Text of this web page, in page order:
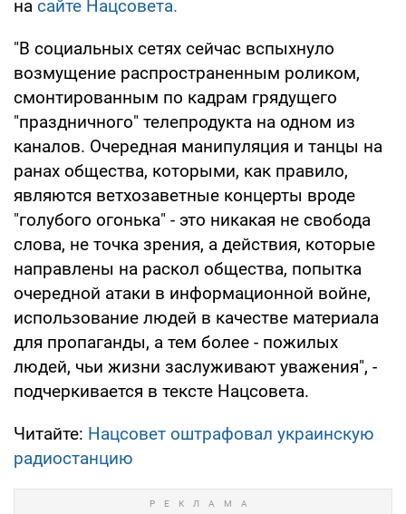
на сайте Нацсовета.
"В социальных сетях сейчас вспыхнуло
возмущение распространенным роликом,
смонтированным по кадрам грядущего
"праздничного" телепродукта на одном из
каналов. Очередная манипуляция и танцы на
ранах общества, которыми, как правило,
являются ветхозаветные концерты вроде
"голубого огонька" - это никакая не свобода
слова, не точка зрения, а действия, которые
направлены на раскол общества, попытка
очередной атаки в информационной войне,
использование людей в качестве материала
для пропаганды, а тем более - пожилых
людей, чьи жизни заслуживают уважения", -
подчеркивается в тексте Нацсовета.
Читайте: Нацсовет оштрафовал украинскую
радиостанцию